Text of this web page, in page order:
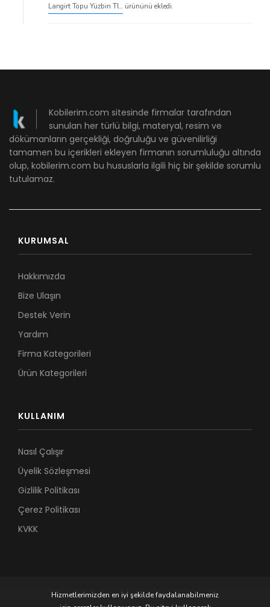
Langirt Topu Yüzbin Tl.. ürününü ekledi.
Kobilerim.com sitesinde firmalar tarafından
sunulan her türlü bilgi, materyal, resim ve
dökümanların gerçekliği, doğruluğu ve güvenilirliği
tamamen bu içerikleri ekleyen firmanın sorumluluğu altında
olup, kobilerim.com bu hususlarla ilgili hiç bir şekilde sorumlu
tutulamaz.
KURUMSAL
Hakkımızda
Bize Ulaşın
Destek Verin
Yardım
Firma Kategorileri
Ürün Kategorileri
KULLANIM
Nasıl Çalışır
Üyelik Sözleşmesi
Gizlilik Politikası
Çerez Politikası
KVKK
Hizmetlerimizden en iyi şekilde faydalanabilmeniz